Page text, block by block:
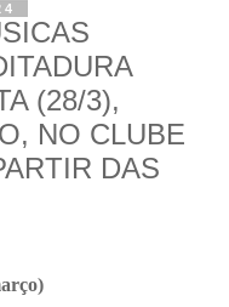
(28/3),
NO CLUBE
DAS